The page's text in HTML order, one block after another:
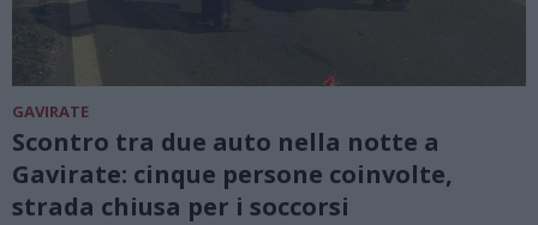
GAVIRATE
Scontro tra due auto nella notte a
Gavirate: cinque persone coinvolte,
strada chiusa per i soccorsi